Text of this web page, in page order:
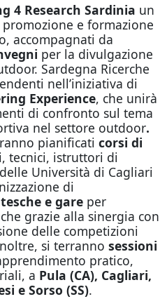
4 Research Sardinia un
e formazione
accompagnati da
per la divulgazione
Sardegna Ricerche
nell’iniziativa di
Experience, che unirà
di confronto sul tema
nel settore outdoor.
pianificati corsi di
tecnici, istruttori di
Università di Cagliari
di
e gare per
grazie alla sinergia con
delle competizioni
si terranno sessioni
pratico,
a Pula (CA), Cagliari,
e Sorso (SS).